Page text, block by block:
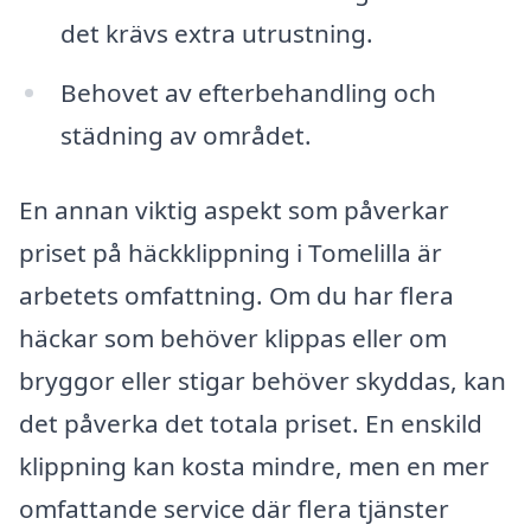
det krävs extra utrustning.
Behovet av efterbehandling och
städning av området.
En annan viktig aspekt som påverkar
priset på häckklippning i Tomelilla är
arbetets omfattning. Om du har flera
häckar som behöver klippas eller om
bryggor eller stigar behöver skyddas, kan
det påverka det totala priset. En enskild
klippning kan kosta mindre, men en mer
omfattande service där flera tjänster